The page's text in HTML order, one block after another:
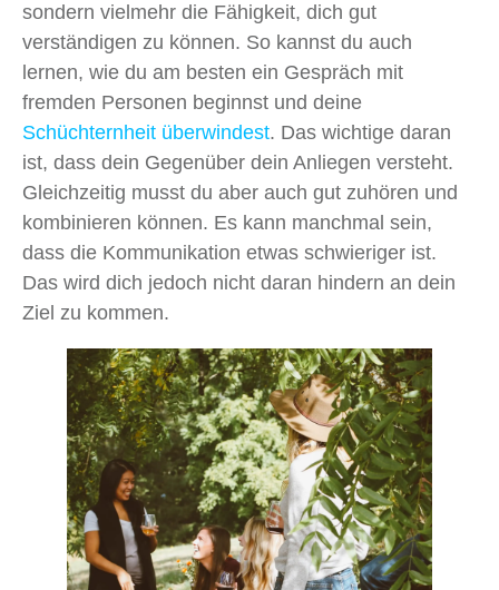
sondern vielmehr die Fähigkeit, dich gut
verständigen zu können. So kannst du auch
lernen, wie du am besten ein Gespräch mit
fremden Personen beginnst und deine
Schüchternheit überwindest. Das wichtige daran
ist, dass dein Gegenüber dein Anliegen versteht.
Gleichzeitig musst du aber auch gut zuhören und
kombinieren können. Es kann manchmal sein,
dass die Kommunikation etwas schwieriger ist.
Das wird dich jedoch nicht daran hindern an dein
Ziel zu kommen.